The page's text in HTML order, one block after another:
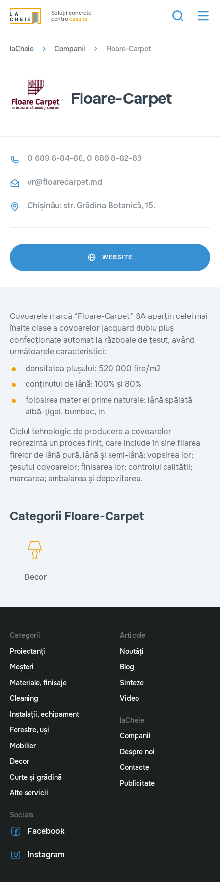
Soluţii concrete
pentru casa ta
laCheie Companii Floare-Carpet
Floare-Carpet
0 689 8-84-88, 0 689 8-82-88
vr@floarecarpet.md
Chișinău: str. Grădina Botanică, 15.
WEBSITE
Covoarele marcă “Floare-Carpet” SA aparțin celei mai
înalte clase a covoarelor jacquard dublu pluș
confecționate automat la războaie de țesut, având
următoarele caracteristici:
densitatea plușului: 520 000 fire/m2
conținutul de lână: 100% și 80%
folosirea materiei prime naturale: lână spălată,
albă-ţigai, bumbac, in
Ciclul tehnologic de producere a covoarelor
reprezintă un proces finit, care include în sine filarea
firelor de lână pură, lână și semi-lână; vopsirea lor;
țesutul covoarelor; finisarea lor; controlul calitătii;
marcarea; ambalarea și depozitarea.
Categorii Floare-Carpet
Decor
Categorii
Proiectanţi
Meșteri
Materiale, finisaje
Cleaning
Instalaţii, echipament
Ferestre, uși
Mobilier
Decor
Curte și grădină
Alte servicii
Articole
Noutăți
Blog
Sinteze
Video
laCheie
Companii
Despre noi
Contacte
Publicitate
Socials
Facebook
Instagram